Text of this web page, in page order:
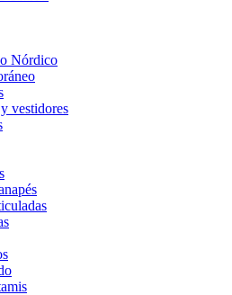
Nórdico
vestidores